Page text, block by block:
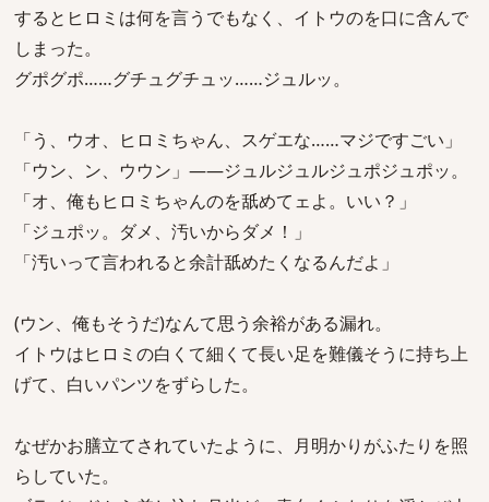
するとヒロミは何を言うでもなく、イトウのを口に含んで
しまった。
グポグポ……グチュグチュッ……ジュルッ。
「う、ウオ、ヒロミちゃん、スゲエな……マジですごい」
「ウン、ン、ウウン」――ジュルジュルジュポジュポッ。
「オ、俺もヒロミちゃんのを舐めてェよ。いい？」
「ジュポッ。ダメ、汚いからダメ！」
「汚いって言われると余計舐めたくなるんだよ」
(ウン、俺もそうだ)なんて思う余裕がある漏れ。
イトウはヒロミの白くて細くて長い足を難儀そうに持ち上
げて、白いパンツをずらした。
なぜかお膳立てされていたように、月明かりがふたりを照
らしていた。